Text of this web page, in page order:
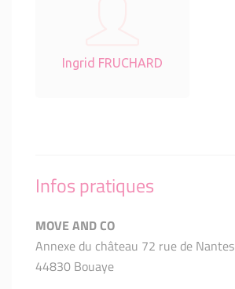
Ingrid FRUCHARD
Infos pratiques
MOVE AND CO
Annexe du château 72 rue de Nantes
44830 Bouaye